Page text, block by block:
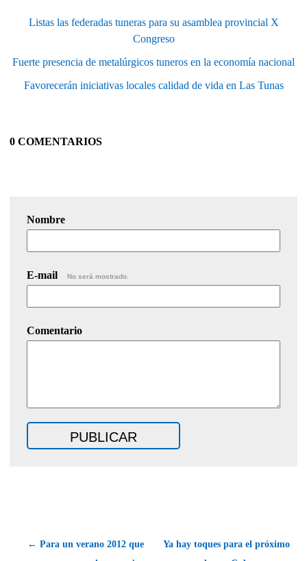
Listas las federadas tuneras para su asamblea provincial X
Congreso
Fuerte presencia de metalúrgicos tuneros en la economía nacional
Favorecerán iniciativas locales calidad de vida en Las Tunas
0 COMENTARIOS
Nombre
E-mail No será mostrado.
Comentario
← Para un verano 2012 que
Ya hay toques para el próximo